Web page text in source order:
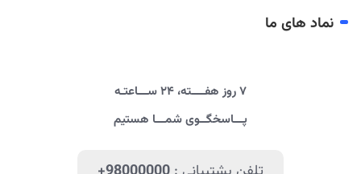
نماد های ما
۷ روز هفــــته، ۲۴ ســـاعتـه
پـــاسخگــوی شمـــا هستیم